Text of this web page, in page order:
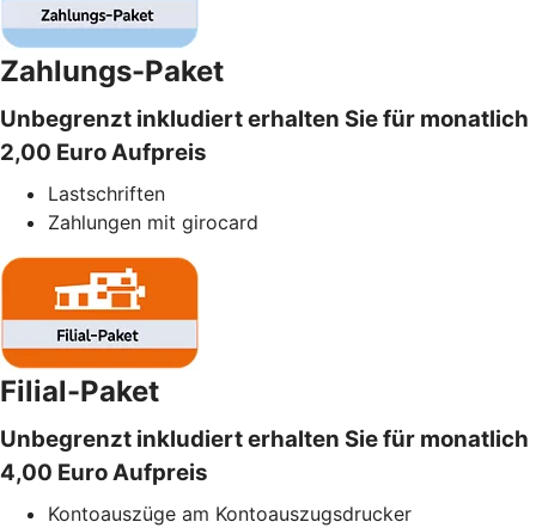
Zahlungs-Paket
Unbegrenzt inkludiert erhalten Sie für monatlich
2,00 Euro Aufpreis
Lastschriften
Zahlungen mit girocard
Filial-Paket
Unbegrenzt inkludiert erhalten Sie für monatlich
4,00 Euro Aufpreis
Kontoauszüge am Kontoauszugsdrucker